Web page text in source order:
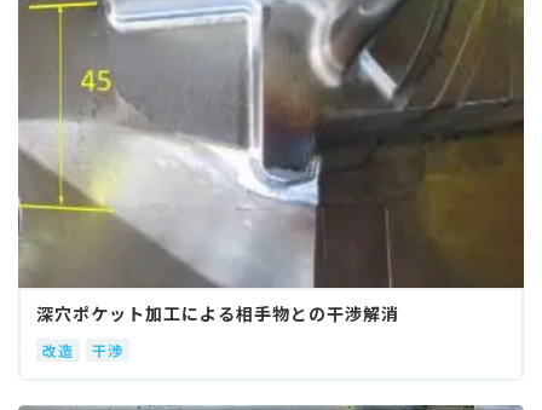
深穴ポケット加工による相手物との干渉解消
改造 干渉